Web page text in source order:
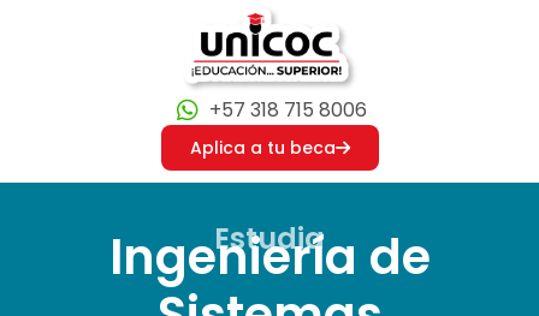
+57 318 715 8006
Aplica a tu beca
Estudia
Ingeniería de